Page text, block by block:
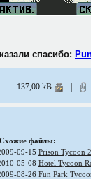
спасибо:
137,00 kB
Схожие файлы:
09-15 Prison Tycoon
05-08 Hotel Tycoon
08-26 Fun Park